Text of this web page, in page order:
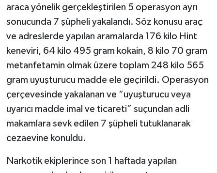
araca yönelik gerçekleştirilen 5 operasyon ayrı
sonucunda 7 şüpheli yakalandı. Söz konusu araç
ve adreslerde yapılan aramalarda 176 kilo Hint
keneviri, 64 kilo 495 gram kokain, 8 kilo 70 gram
metanfetamin olmak üzere toplam 248 kilo 565
gram uyuşturucu madde ele geçirildi. Operasyon
çerçevesinde yakalanan ve “uyuşturucu veya
uyarıcı madde imal ve ticareti” suçundan adli
makamlara sevk edilen 7 şüpheli tutuklanarak
cezaevine konuldu.
Narkotik ekiplerince son 1 haftada yapılan
Jandarma
Kadın
KÜLTÜR SANAT
MAGAZİN
Otomobil